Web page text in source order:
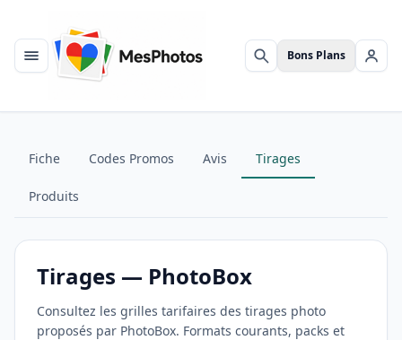
Menu Rechercher
Bons Plans Se
Fiche Codes Promos Avis Tirages
Produits
Tirages — PhotoBox
Consultez les grilles tarifaires des tirages photo
proposés par PhotoBox. Formats courants, packs et